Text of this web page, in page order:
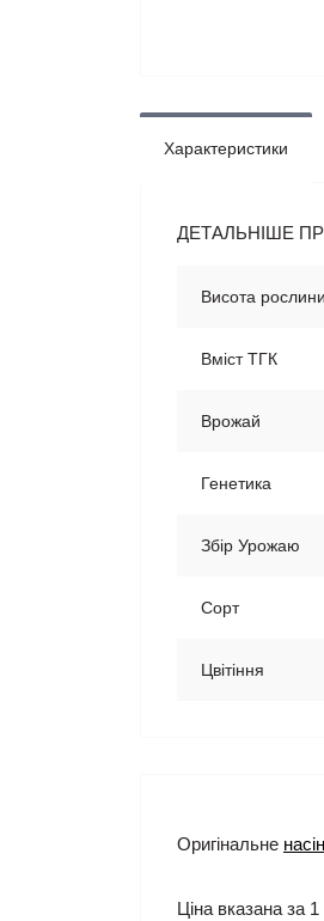
Характеристики
ДЕТАЛЬНІШЕ
Висота рослини
Вміст ТГК
Врожай
Генетика
Збір Урожаю
Сорт
Цвітіння
Оригінальне
Ціна вказана за 1